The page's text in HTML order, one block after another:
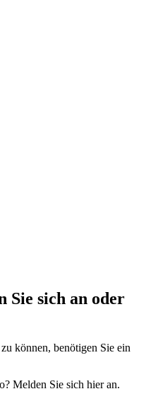
Sie sich an oder
können, benötigen Sie ein
Melden Sie sich hier an.